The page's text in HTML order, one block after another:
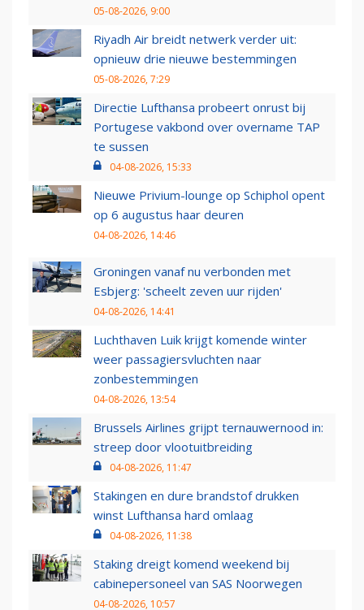
05-08-2026, 9:00
Riyadh Air breidt netwerk verder uit:
opnieuw drie nieuwe bestemmingen
05-08-2026, 7:29
Directie Lufthansa probeert onrust bij
Portugese vakbond over overname TAP
te sussen
04-08-2026, 15:33
Nieuwe Privium-lounge op Schiphol opent
op 6 augustus haar deuren
04-08-2026, 14:46
Groningen vanaf nu verbonden met
Esbjerg: 'scheelt zeven uur rijden'
04-08-2026, 14:41
Luchthaven Luik krijgt komende winter
weer passagiersvluchten naar
zonbestemmingen
04-08-2026, 13:54
Brussels Airlines grijpt ternauwernood in:
streep door vlootuitbreiding
04-08-2026, 11:47
Stakingen en dure brandstof drukken
winst Lufthansa hard omlaag
04-08-2026, 11:38
Staking dreigt komend weekend bij
cabinepersoneel van SAS Noorwegen
04-08-2026, 10:57